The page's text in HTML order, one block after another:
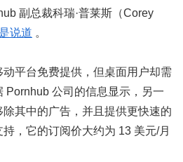
副总裁科瑞·普莱斯（Corey
说道 。
平台免费提供，但桌面用户却需
Pornhub 公司的信息显示，另一
其中的广告，并且提供更快速的
，它的订阅价大约为 13 美元/月